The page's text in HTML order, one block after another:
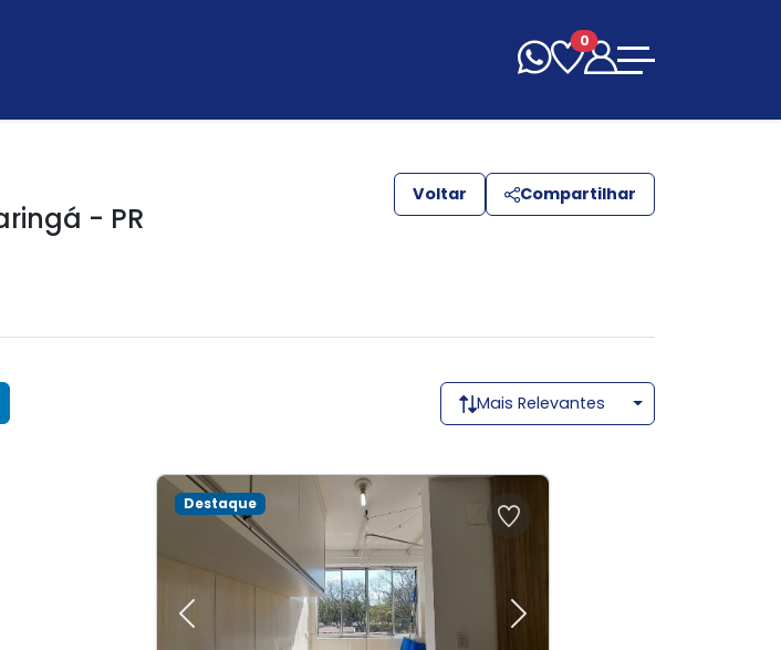
0
- PR
Voltar Compartilhar
Mais Relevantes
Previous Next
Destaque